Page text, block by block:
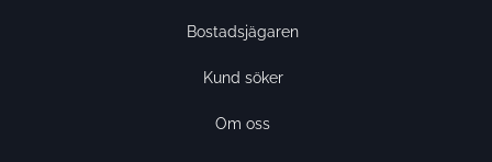
Bostadsjägaren
Kund söker
Om oss